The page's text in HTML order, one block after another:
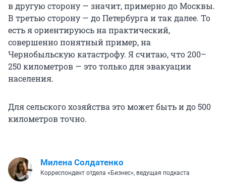
в другую сторону — значит, примерно до Москвы.
В третью сторону — до Петербурга и так далее. То
есть я ориентируюсь на практический,
совершенно понятный пример, на
Чернобыльскую катастрофу. Я считаю, что 200–
250 километров — это только для эвакуации
населения.
Для сельского хозяйства это может быть и до 500
километров точно.
Милена Солдатенко
Корреспондент отдела «Бизнес», ведущая подкаста